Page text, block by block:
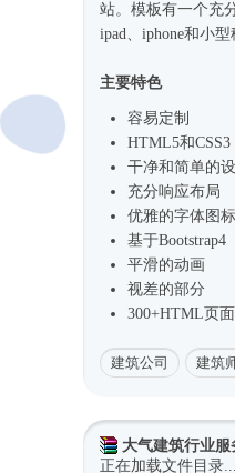
站。模板有一个充
ipad、iphone和小
主要特色
容易定制
HTML5和CSS3
干净和简单的
充分响应布局
优雅的字体图标
基于Bootstrap4
平滑的动画
视差的部分
300+HTML页面
建筑公司 建筑
大气建筑行业
正在加载文件目录...